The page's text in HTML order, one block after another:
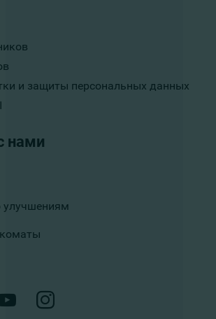
и защиты персональных данных
нами
улучшениям